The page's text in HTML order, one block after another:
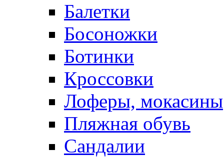
Балетки
Босоножки
Ботинки
Кроссовки
Лоферы, мокасины
Пляжная обувь
Сандалии